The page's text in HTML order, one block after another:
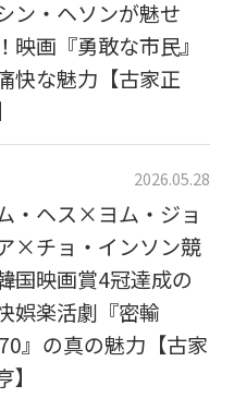
ン・ヘソンが魅せ
映画『勇敢な市民』
快な魅力【古家正
2026.05.28
・ヘス×ヨム・ジョ
×チョ・インソン競
韓国映画賞4冠達成の
娯楽活劇『密輸
』の真の魅力【古家
】